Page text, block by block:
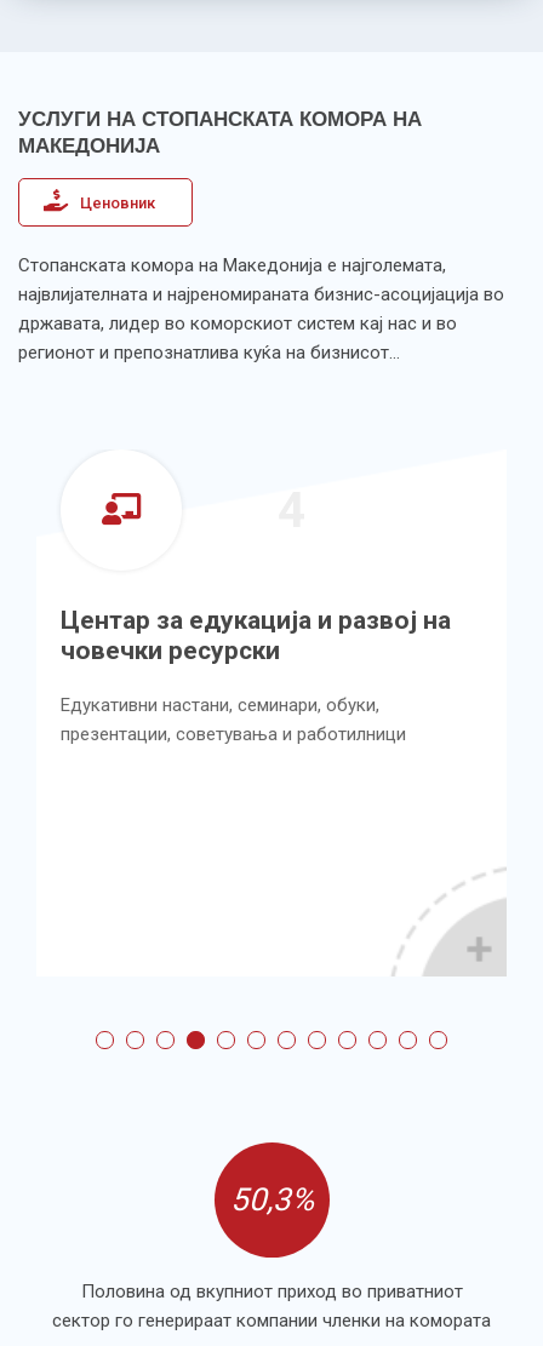
УСЛУГИ НА СТОПАНСКАТА КОМОРА НА
МАКЕДОНИЈА
Ценовник
Стопанската комора на Македонија е најголемата,
највлијателната и најреномираната бизнис-асоцијација во
државата, лидер во коморскиот систем кај нас и во
регионот и препознатлива куќа на бизнисот…
за едукација и развој на
ресурски
настани, семинари, обуки,
советувања и работилници
50,3%
Половина од вкупниот приход во приватниот
сектор го генерираат компании членки на комората